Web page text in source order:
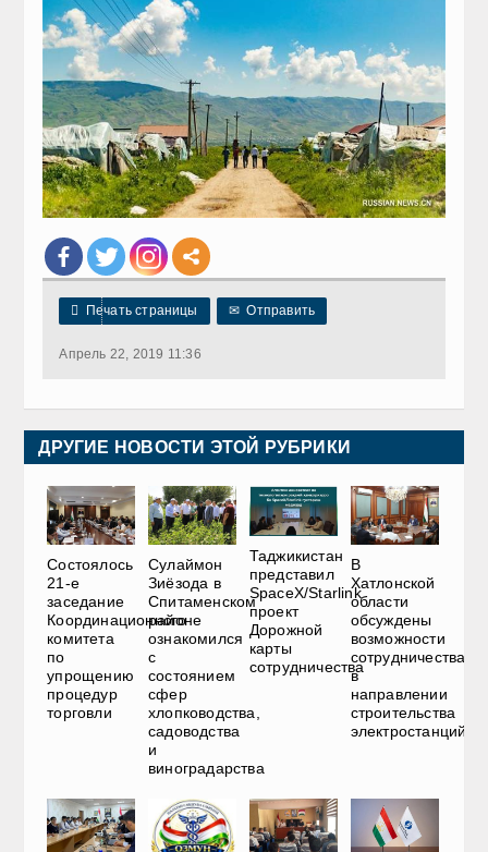
 Печать страницы ✉ Отправить
Апрель 22, 2019 11:36
ДРУГИЕ НОВОСТИ ЭТОЙ РУБРИКИ
Состоялось
21-е
заседание
Координационного
комитета
по
упрощению
процедур
торговли
Сулаймон
Зиёзода в
Спитаменском
районе
ознакомился
с
состоянием
сфер
хлопководства,
садоводства
и
виноградарства
Таджикистан
представил
SpaceX/Starlink
проект
Дорожной
карты
сотрудничества
В
Хатлонской
области
обсуждены
возможности
сотрудничества
в
направлении
строительства
электростанций